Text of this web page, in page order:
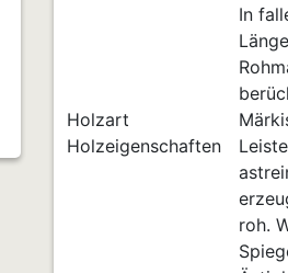
In
Holzart
Holzeigenschaften
roh.